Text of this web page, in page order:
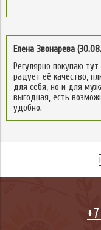
Елена Звонарева
Регулярно покупаю
радует её качество,
для себя, но и для
выгодная, есть
удобно.